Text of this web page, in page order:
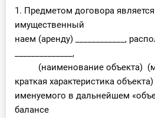
1. Предметом договора
имущественный
наем (аренду) ____________,
______________,
(наименование объекта)
краткая характеристика объекта)
именуемого в дальнейшем
балансе